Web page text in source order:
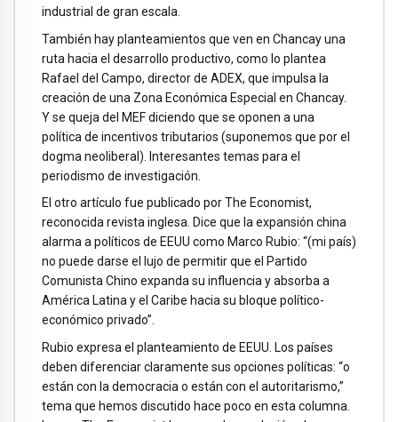
industrial de gran escala.
También hay planteamientos que ven en Chancay una
ruta hacia el desarrollo productivo, como lo plantea
Rafael del Campo, director de ADEX, que impulsa la
creación de una Zona Económica Especial en Chancay.
Y se queja del MEF diciendo que se oponen a una
política de incentivos tributarios (suponemos que por el
dogma neoliberal). Interesantes temas para el
periodismo de investigación.
El otro artículo fue publicado por The Economist,
reconocida revista inglesa. Dice que la expansión china
alarma a políticos de EEUU como Marco Rubio: “(mi país)
no puede darse el lujo de permitir que el Partido
Comunista Chino expanda su influencia y absorba a
América Latina y el Caribe hacia su bloque político-
económico privado”.
Rubio expresa el planteamiento de EEUU. Los países
deben diferenciar claramente sus opciones políticas: “o
están con la democracia o están con el autoritarismo,”
tema que hemos discutido hace poco en esta columna.